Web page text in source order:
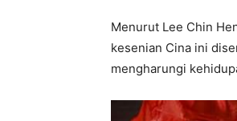
Menurut Lee Chin
kesenian Cina ini
mengharungi